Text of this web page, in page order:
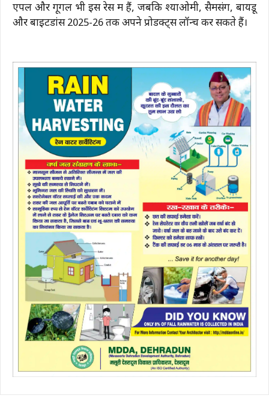
एपल और गूगल भी इस रेस में हैं, जबकि श्याओमी, सैमसंग, बायडू
और बाइटडांस 2025-26 तक अपने प्रोडक्ट्स लॉन्च कर सकते हैं।